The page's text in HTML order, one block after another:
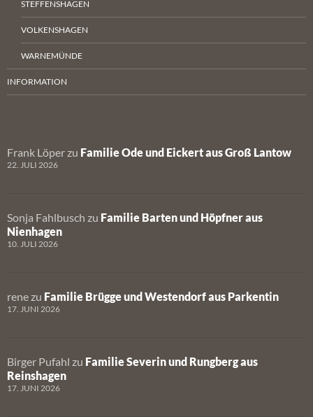
STEFFENSHAGEN
VOLKENSHAGEN
WARNEMÜNDE
INFORMATION
Frank Löper zu Familie Ode und Eickert aus Groß Lantow
22. JULI 2026
Sonja Fahlbusch zu Familie Barten und Höpfner aus
Nienhagen
10. JULI 2026
rene zu Familie Brügge und Westendorf aus Parkentin
17. JUNI 2026
Birger Pufahl zu Familie Severin und Rungberg aus
Reinshagen
17. JUNI 2026